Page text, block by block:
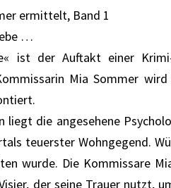
ermittelt, Band 1
…
ist der Auftakt einer
Mia Sommer
liegt die angesehene
teuerster Wohngegend.
wurde. Die Kommissare
der seine Trauer nutzt,